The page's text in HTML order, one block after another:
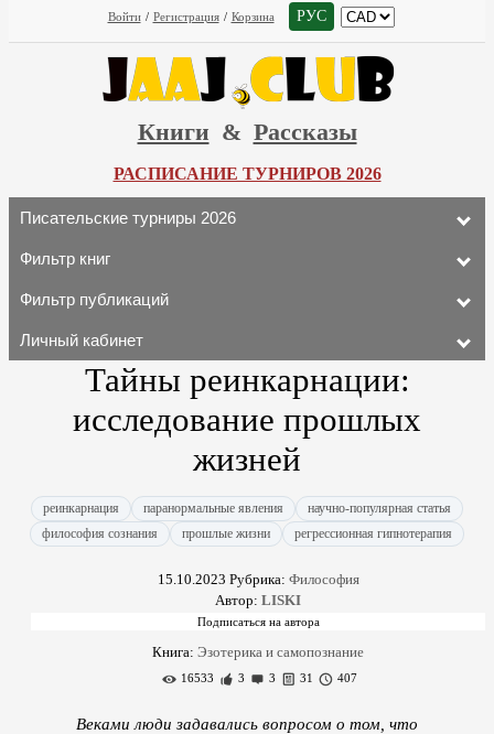
Войти / Регистрация / Корзина РУС
Книги & Рассказы
РАСПИСАНИЕ ТУРНИРОВ 2026
Писательские турниры 2026
Фильтр книг
Фильтр публикаций
Личный кабинет
Тайны реинкарнации:
исследование прошлых
жизней
реинкарнация паранормальные явления
научно-популярная статья
философия сознания
прошлые жизни регрессионная гипнотерапия
15.10.2023 Рубрика: Философия
Автор: LISKI
Книга: Эзотерика и самопознание
16533 3 3 31 407
Веками люди задавались вопросом о том, что